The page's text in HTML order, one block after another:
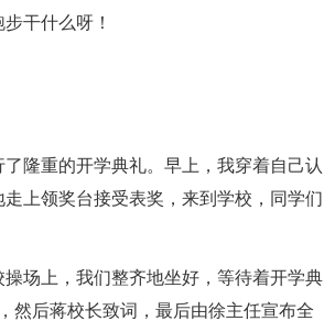
干什么呀！
隆重的开学典礼。早上，我穿着自己认
上领奖台接受表奖，来到学校，同学们
场上，我们整齐地坐好，等待着开学典
然后蒋校长致词，最后由徐主任宣布全